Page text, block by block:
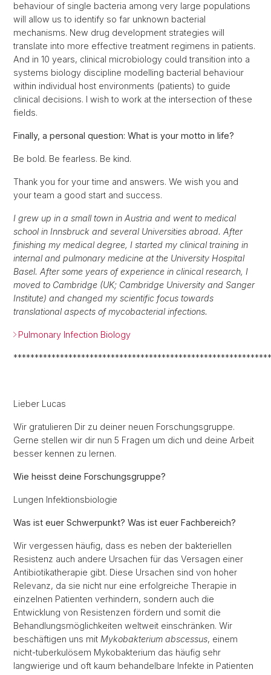
behaviour of single bacteria among very large populations
will allow us to identify so far unknown bacterial
mechanisms. New drug development strategies will
translate into more effective treatment regimens in patients.
And in 10 years, clinical microbiology could transition into a
systems biology discipline modelling bacterial behaviour
within individual host environments (patients) to guide
clinical decisions. I wish to work at the intersection of these
fields.
Finally, a personal question: What is your motto in life?
Be bold. Be fearless. Be kind.
Thank you for your time and answers. We wish you and
your team a good start and success.
I grew up in a small town in Austria and went to medical
school in Innsbruck and several Universities abroad. After
finishing my medical degree, I started my clinical training in
internal and pulmonary medicine at the University Hospital
Basel. After some years of experience in clinical research, I
moved to Cambridge (UK; Cambridge University and Sanger
Institute) and changed my scientific focus towards
translational aspects of mycobacterial infections.
Pulmonary Infection Biology
Lieber Lucas
Wir gratulieren Dir zu deiner neuen Forschungsgruppe.
Gerne stellen wir dir nun 5 Fragen um dich und deine Arbeit
besser kennen zu lernen.
Wie heisst deine Forschungsgruppe?
Lungen Infektionsbiologie
Was ist euer Schwerpunkt? Was ist euer Fachbereich?
Wir vergessen häufig, dass es neben der bakteriellen
Resistenz auch andere Ursachen für das Versagen einer
Antibiotikatherapie gibt. Diese Ursachen sind von hoher
Relevanz, da sie nicht nur eine erfolgreiche Therapie in
einzelnen Patienten verhindern, sondern auch die
Entwicklung von Resistenzen fördern und somit die
Behandlungsmöglichkeiten weltweit einschränken. Wir
beschäftigen uns mit Mykobakterium abscessus, einem
nicht-tuberkulösem Mykobakterium das häufig sehr
langwierige und oft kaum behandelbare Infekte in Patienten